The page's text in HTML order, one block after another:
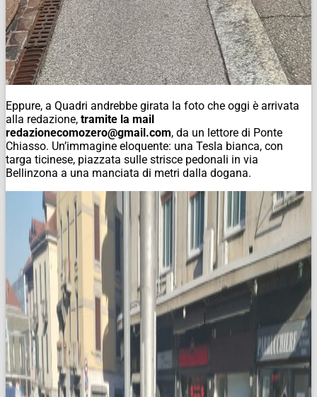
Eppure, a Quadri andrebbe girata la foto che oggi è arrivata
alla redazione, tramite la mail
redazionecomozero@gmail.com, da un lettore di Ponte
Chiasso. Un’immagine eloquente: una Tesla bianca, con
targa ticinese, piazzata sulle strisce pedonali in via
Bellinzona a una manciata di metri dalla dogana.